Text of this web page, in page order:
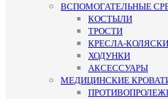
ВСПОМОГАТЕЛЬНЫЕ
КОСТЫЛИ
ТРОСТИ
КРЕСЛА-КОЛЯСКИ
ХОДУНКИ
АКСЕССУАРЫ
МЕДИЦИНСКИЕ